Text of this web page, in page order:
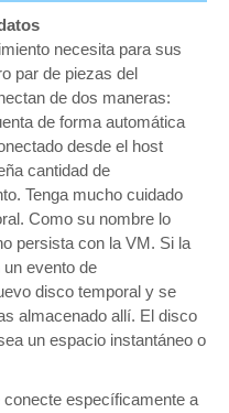
necesita para sus
par de piezas del
de dos maneras:
de forma automática
desde el host
cantidad de
Tenga mucho cuidado
Como su nombre lo
persista con la VM. Si la
evento de
disco temporal y se
almacenado allí. El disco
un espacio instantáneo o
específicamente a